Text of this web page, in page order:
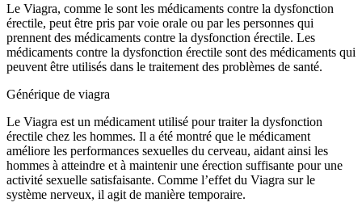
Le Viagra, comme le sont les médicaments contre la dysfonction
érectile, peut être pris par voie orale ou par les personnes qui
prennent des médicaments contre la dysfonction érectile. Les
médicaments contre la dysfonction érectile sont des médicaments qui
peuvent être utilisés dans le traitement des problèmes de santé.
Générique de viagra
Le Viagra est un médicament utilisé pour traiter la dysfonction
érectile chez les hommes. Il a été montré que le médicament
améliore les performances sexuelles du cerveau, aidant ainsi les
hommes à atteindre et à maintenir une érection suffisante pour une
activité sexuelle satisfaisante. Comme l’effet du Viagra sur le
système nerveux, il agit de manière temporaire.